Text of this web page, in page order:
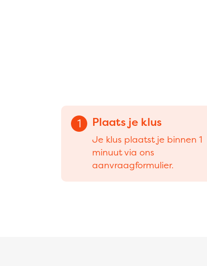
1 Plaats je klus
Je klus plaatst je binnen 1
minuut via ons
aanvraagformulier.